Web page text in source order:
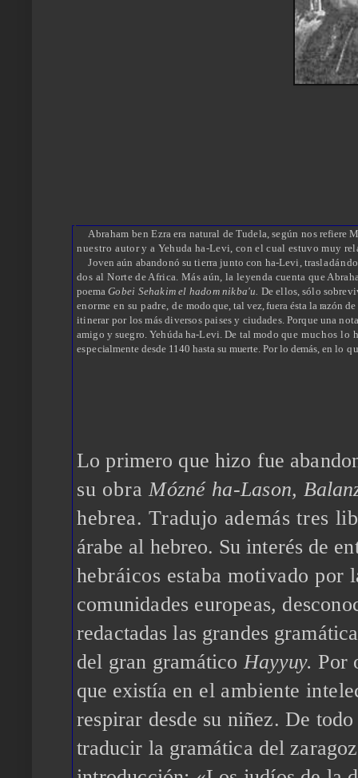
Abraham benEzra era natural deTudela,según nosrefiere
nuestroautor y a Yehuda ha-Levi, con el cual estuvo muy
Joven aún abandonó su tierra junto con ha-Levi, tras
dos alNorte de Africa. Más aún, la leyenda cuenta que
poema Gobei Sehakim el hadom nikba'u. De ellos, sólo
enorme en su padre, de modo que, tal vez, fuera ésta la razón
itinerar por los más diversos paisesy ciudades. Porque una
amigo y suegro. Yehúda ha-Levi. De tal modo que muchos lo
especialmente desde 1140 hasta su muerte. Por lo demás, en lo
Lo primero que hizo fue
su obraMózné ha-Lason,
hebrea. Tradujo además tres
árabe al hebreo. Su interés de
hebráicos estaba motivado
comunidades europeas,
redactadas las grandes
del gran gramático Hayyuy.Por
que existía en el ambiente
respirar desde su niñez. De
traducir la gramática del